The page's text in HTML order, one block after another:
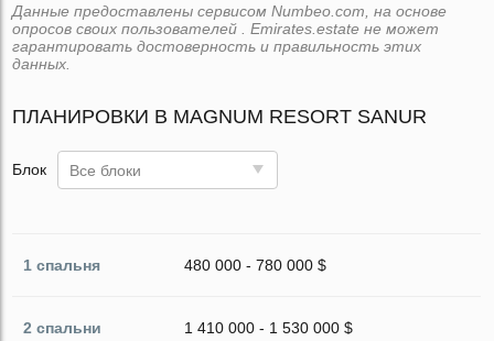
Данные предоставлены сервисом Numbeo.com, на основе
опросов своих пользователей . Emirates.estate не может
гарантировать достоверность и правильность этих
данных.
ПЛАНИРОВКИ В MAGNUM RESORT SANUR
Блок Все блоки
1 спальня 480 000 - 780 000 $
2 спальни 1 410 000 - 1 530 000 $